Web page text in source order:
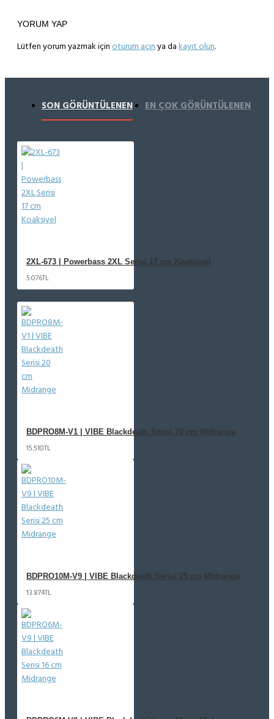
YORUM YAP
Lütfen yorum yazmak için oturum açınya da kayıt olun.
SON GÖRÜNTÜLENEN EN ÇOK GÖRÜNTÜLENEN
2XL-673 | Powerbass 2XL Serisi 17 cm Koaksiyel
5.076TL
BDPRO8M-V1 | VIBE Blackdeath Serisi 20 cm Midrange
15.510TL
BDPRO10M-V9 | VIBE Blackdeath Serisi 25 cm Midrange
13.874TL